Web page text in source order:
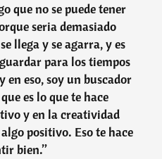
que no se puede tener
seria demasiado
llega y se agarra, y es
para los tiempos
en eso, soy un buscador
es lo que te hace
y en la creatividad
positivo. Eso te hace
bien.”